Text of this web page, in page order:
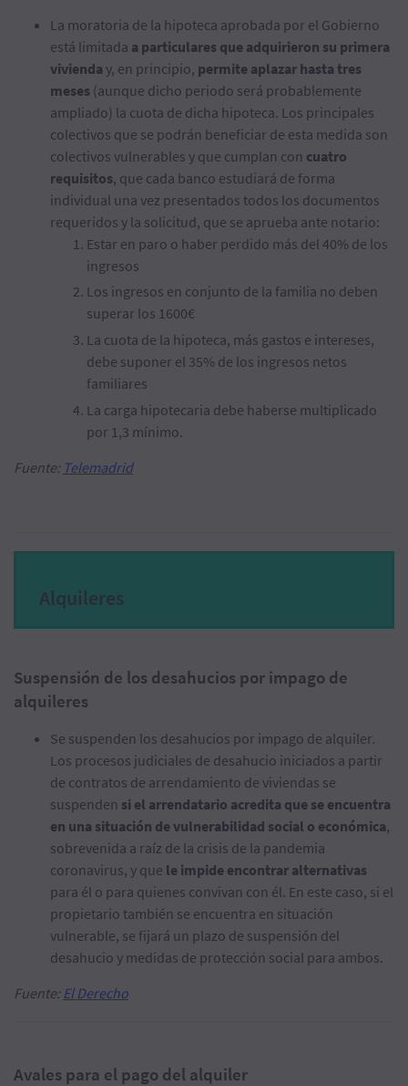
La moratoria de la hipoteca aprobada por el Gobierno
está limitada a particulares que adquirieron su primera
vivienda y, en principio, permite aplazar hasta tres
meses (aunque dicho periodo será probablemente
ampliado) la cuota de dicha hipoteca. Los principales
colectivos que se podrán beneficiar de esta medida son
colectivos vulnerables y que cumplan con cuatro
requisitos, que cada banco estudiará de forma
individual una vez presentados todos los documentos
requeridos y la solicitud, que se aprueba ante notario:
Estar en paro o haber perdido más del 40% de los
ingresos
Los ingresos en conjunto de la familia no deben
superar los 1600€
La cuota de la hipoteca, más gastos e intereses,
debe suponer el 35% de los ingresos netos
familiares
La carga hipotecaria debe haberse multiplicado
por 1,3 mínimo.
Fuente: Telemadrid
Alquileres
Suspensión de los desahucios por impago de
alquileres
Se suspenden los desahucios por impago de alquiler.
Los procesos judiciales de desahucio iniciados a partir
de contratos de arrendamiento de viviendas se
suspenden si el arrendatario acredita que se encuentra
en una situación de vulnerabilidad social o económica,
sobrevenida a raíz de la crisis de la pandemia
coronavirus, y que le impide encontrar alternativas
para él o para quienes convivan con él. En este caso, si el
propietario también se encuentra en situación
vulnerable, se fijará un plazo de suspensión del
desahucio y medidas de protección social para ambos.
Fuente: El Derecho
Avales para el pago del alquiler